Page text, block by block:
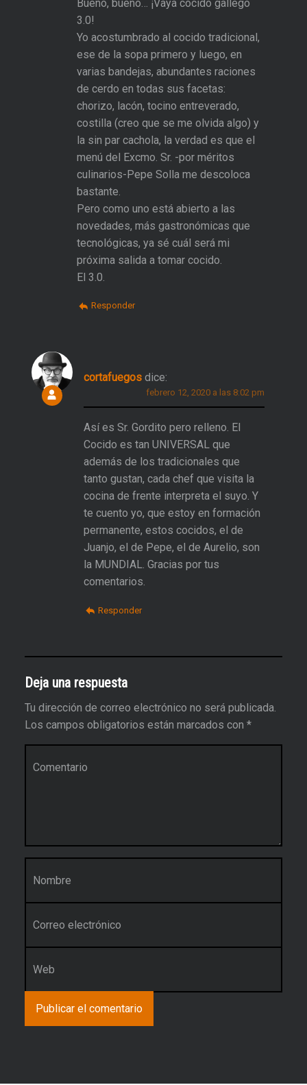
Bueno, bueno… ¡Vaya cocido gallego
3.0!
Yo acostumbrado al cocido tradicional,
ese de la sopa primero y luego, en
varias bandejas, abundantes raciones
de cerdo en todas sus facetas:
chorizo, lacón, tocino entreverado,
costilla (creo que se me olvida algo) y
la sin par cachola, la verdad es que el
menú del Excmo. Sr. -por méritos
culinarios-Pepe Solla me descoloca
bastante.
Pero como uno está abierto a las
novedades, más gastronómicas que
tecnológicas, ya sé cuál será mi
próxima salida a tomar cocido.
El 3.0.
Responder
cortafuegos dice:
febrero 12, 2020 a las 8:02 pm
Así es Sr. Gordito pero relleno. El
Cocido es tan UNIVERSAL que
además de los tradicionales que
tanto gustan, cada chef que visita la
cocina de frente interpreta el suyo. Y
te cuento yo, que estoy en formación
permanente, estos cocidos, el de
Juanjo, el de Pepe, el de Aurelio, son
la MUNDIAL. Gracias por tus
comentarios.
Responder
Deja una respuesta
Tu dirección de correo electrónico no será publicada.
Los campos obligatorios están marcados con *
Nombre
*
Web